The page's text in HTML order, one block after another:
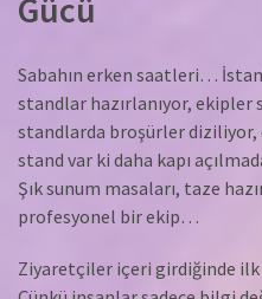
Gücü
Sabahın erken saatleri…
standlar hazırlanıyor, ekipler
standlarda broşürler
stand var ki daha kapı
Şık sunum masaları, taze
profesyonel bir ekip…
Ziyaretçiler içeri girdiğinde